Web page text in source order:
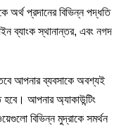
প্রদানের বিভিন্ন পদ্ধতি
ব্যাংক স্থানান্তর, এবং নগদ
আপনার ব্যবসাকে অবশ্যই
আপনার অ্যাকাউন্টিং
বিভিন্ন মুদ্রাকে সমর্থন